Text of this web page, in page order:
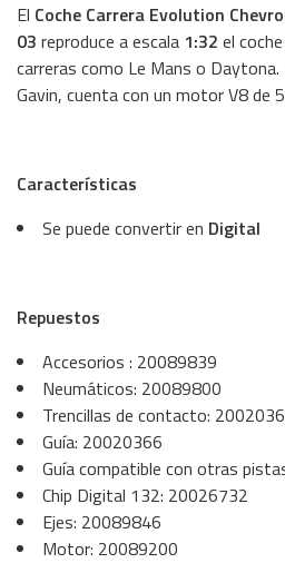
El Coche Carrera Evolution
03 reproduce a escala 1:32 el
carreras como Le Mans o
Gavin, cuenta con un motor V8 de
Características
Se puede convertir en Digital
Repuestos
Accesorios : 20089839
Neumáticos: 20089800
Trencillas de contacto:
Guía: 20020366
Guía compatible con otras
Chip Digital 132: 20026732
Ejes: 20089846
Motor: 20089200